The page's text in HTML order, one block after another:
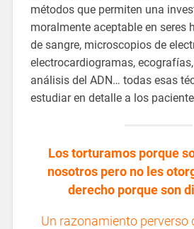
métodos que permiten una
moralmente aceptable en seres
de sangre, microscopios de
electrocardiogramas,
análisis del ADN… todas esas
estudiar en detalle a los
Los torturamos porque
nosotros pero no les
derecho porque son
Un razonamiento perverso